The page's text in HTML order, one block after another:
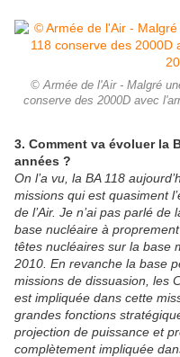
© Armée de l'Air - Malgré
conserve des 2000D avec
3. Comment va évoluer la
années ?
On l’a vu, la BA 118
missions qui est quasiment
de l’Air. Je n’ai pas parlé
base nucléaire à
têtes nucléaires sur la base
2010. En revanche la base
missions de dissuasion, les
est impliquée dans cette
grandes fonctions
projection de puissance et
complètement impliquée